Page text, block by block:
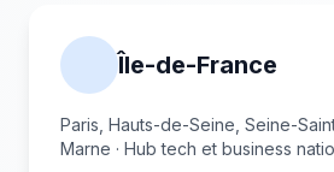
Île-de-France
Paris, Hauts-de-Seine, Seine-
Marne · Hub tech et business